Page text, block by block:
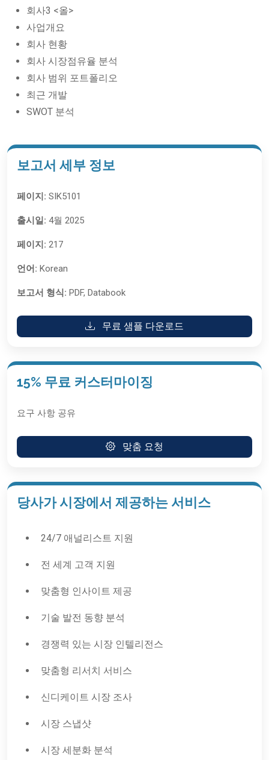
회사3 <올>
사업개요
회사 현황
회사 시장점유율 분석
회사 범위 포트폴리오
최근 개발
SWOT 분석
보고서 세부 정보
페이지: SIK5101
출시일: 4월 2025
페이지: 217
언어: Korean
보고서 형식: PDF, Databook
무료 샘플 다운로드
15% 무료 커스터마이징
요구 사항 공유
맞춤 요청
당사가 시장에서 제공하는 서비스
24/7 애널리스트 지원
전 세계 고객 지원
맞춤형 인사이트 제공
기술 발전 동향 분석
경쟁력 있는 시장 인텔리전스
맞춤형 리서치 서비스
신디케이트 시장 조사
시장 스냅샷
시장 세분화 분석